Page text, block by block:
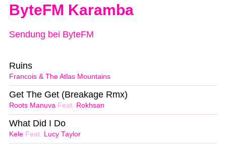
ByteFM Karamba
Sendung bei ByteFM
Francois & The Atlas Mountains
Ruins
Roots Manuva Feat. Rokhsan
Get The Get (Breakage Rmx)
Kele Feat. Lucy Taylor
What Did I Do